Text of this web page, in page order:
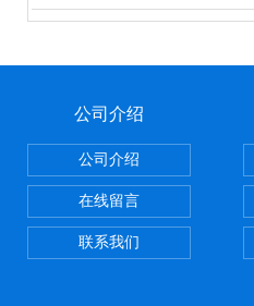
公司介绍
公司介绍
在线留言
联系我们